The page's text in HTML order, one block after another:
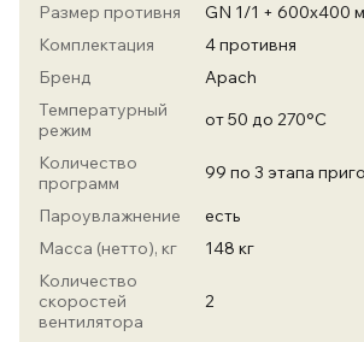
Размер противня
GN 1/1 + 600х400
Комплектация
4 противня
Бренд
Apach
Температурный
режим
от 50 до 270°C
Количество
программ
99 по 3 этапа
Пароувлажнение
есть
Масса (нетто), кг
148 кг
Количество
скоростей
вентилятора
2